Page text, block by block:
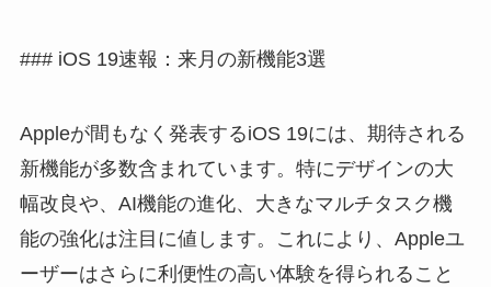
### iOS 19速報：来月の新機能3選
Appleが間もなく発表するiOS 19には、期待される
新機能が多数含まれています。特にデザインの大
幅改良や、AI機能の進化、大きなマルチタスク機
能の強化は注目に値します。これにより、Appleユ
ーザーはさらに利便性の高い体験を得られること